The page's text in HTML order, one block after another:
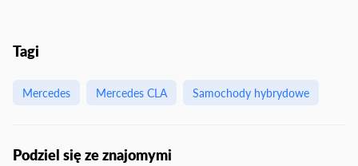
Tagi
Mercedes Mercedes CLA Samochody hybrydowe
Podziel się ze znajomymi